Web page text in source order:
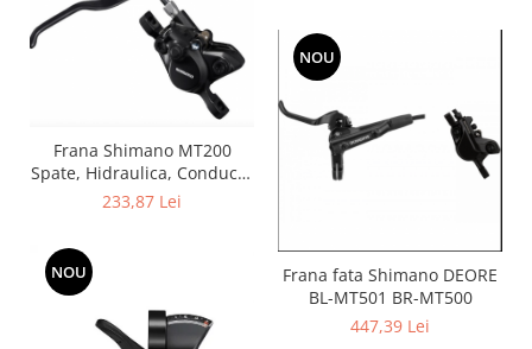
Frana Shimano MT200
Spate, Hidraulica, Conducta
1700mm
233,87 Lei
NOU
Frana fata Shimano DEORE
BL-MT501 BR-MT500
447,39 Lei
NOU